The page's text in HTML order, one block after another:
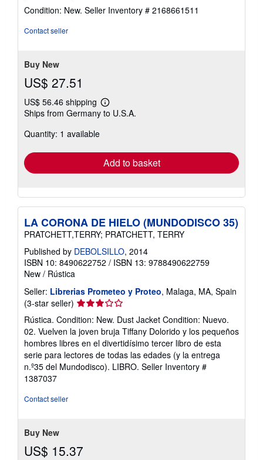
rating
5
Condition: New. Seller Inventory # 2168661511
Contact seller
Buy New
US$ 27.51
US$ 56.46 shipping
Learn
more
Ships from Germany to U.S.A.
Quantity: 1 available
Add to basket
LA CORONA DE HIELO (MUNDODISCO 35)
PRATCHETT,TERRY; PRATCHETT, TERRY
Published by DEBOLSILLO, 2014
ISBN 10: 8490622752 / ISBN 13: 9788490622759
New / Rústica
Seller: Librerias Prometeo y Proteo, Malaga, MA, Spain
(3-star seller) Seller
3
out
of
5
stars
Rústica. Condition: New. Dust Jacket Condition: Nuevo.
02. Vuelven la joven bruja Tiffany Dolorido y los pequeños
hombres libres en el divertidísimo tercer libro de esta
serie para lectores de todas las edades (y la entrega
n.º35 del Mundodisco). LIBRO. Seller Inventory #
1387037
Contact seller
Buy New
US$ 15.37